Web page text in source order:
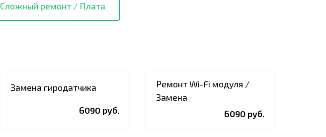
Сложный ремонт / Плата
Замена гиродатчика
6090 руб.
Ремонт Wi-Fi модуля /
Замена
6090 руб.